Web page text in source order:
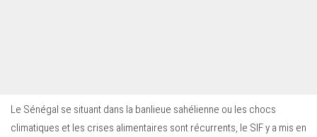
Le Sénégal se situant dans la banlieue sahélienne ou les chocs
climatiques et les crises alimentaires sont récurrents, le SIF y a mis en